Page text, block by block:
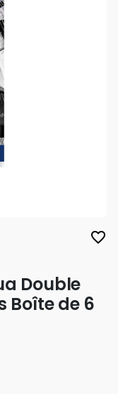
favorite_border
Double
Boîte de 6